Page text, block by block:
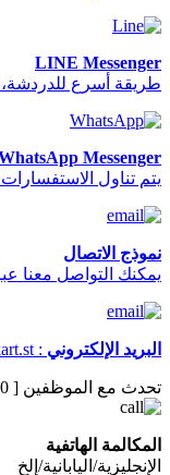
LINE Messenger
طريقة أسرع
Messenger
يتم تناول
نموذج الاتصال
يمكنك التواصل معنا
البريد الإلكتروني :
تحدث مع الموظفين [ 10:00 - 22:00 ]
المكالمة الهاتفية
الإنجليزية/اليابانية/إلخ